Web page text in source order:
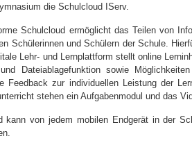
die Schulcloud IServ.
Schulcloud ermöglicht das Teilen von
Schülerinnen und Schülern der Schule.
Lehr- und Lernplattform stellt online
Dateiablagefunktion sowie
Feedback zur individuellen Leistung der
stehen ein Aufgabenmodul und das
kann von jedem mobilen Endgerät in der